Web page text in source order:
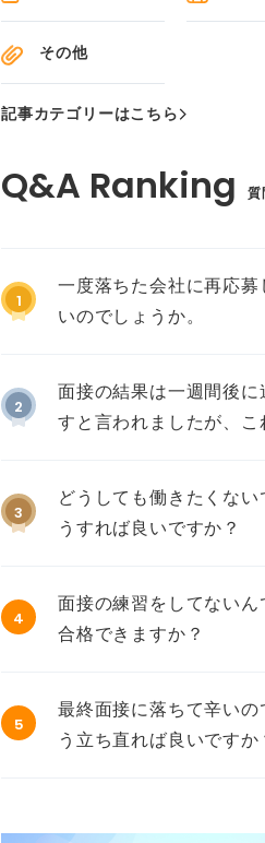
その他
記事カテゴリーはこちら
質
1
一度落ちた会社に再応募
いのでしょうか。
2
面接の結果は一週間後に
すと言われましたが、こ
3
どうしても働きたくない
うすれば良いですか？
4
面接の練習をしてないん
合格できますか？
5
最終面接に落ちて辛いの
う立ち直れば良いですか